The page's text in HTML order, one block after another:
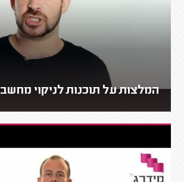
המלצות על תוכנות לניקוי מחשב